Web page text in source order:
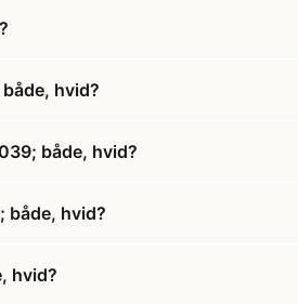
hvid?
både, hvid?
både, hvid?
hvid?